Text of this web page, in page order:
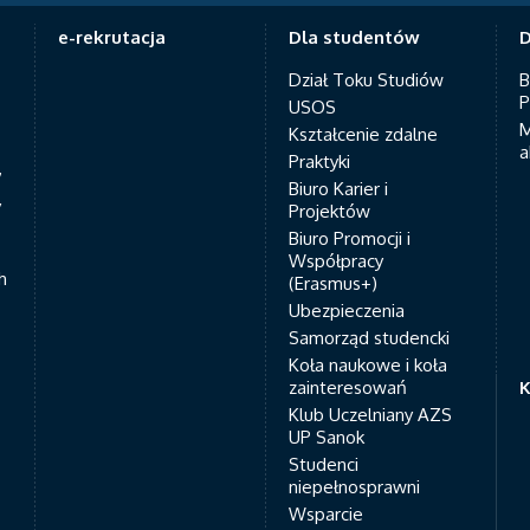
e-rekrutacja
Dla studentów
Dział Toku Studiów
USOS
Kształcenie zdalne
Praktyki
Biuro Karier i
Projektów
Biuro Promocji i
Współpracy
(Erasmus+)
Ubezpieczenia
Samorząd studencki
Koła naukowe i koła
zainteresowań
Klub Uczelniany AZS
UP Sanok
Studenci
niepełnosprawni
Wsparcie